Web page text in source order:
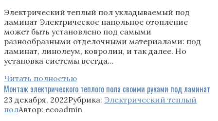
Электрический теплый пол укладываемый под
ламинат Электрическое напольное отопление
может быть установлено под самыми
разнообразными отделочными материалами: под
ламинат, линолеум, ковролин, и так далее. Но
установка системы всегда…
Читать полностью
Монтаж электрического теплого пола своими руками под ламинат
23 декабря, 2022Рубрика: Электрический теплый
полАвтор: ecoadmin